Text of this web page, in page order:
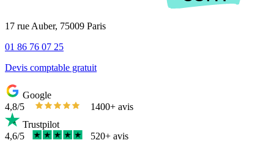
17 rue Auber, 75009 Paris
01 86 76 07 25
Devis comptable gratuit
Google
4,8/5
1400+ avis
Trustpilot
4,6/5
520+ avis